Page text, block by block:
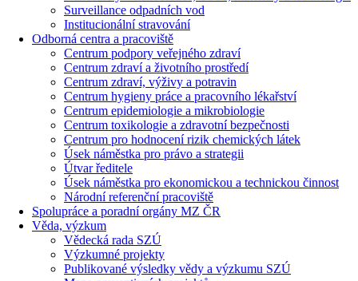
Surveillance odpadních vod
Institucionální stravování
Odborná centra a pracoviště
Centrum podpory veřejného zdraví
Centrum zdraví a životního prostředí
Centrum zdraví, výživy a potravin
Centrum hygieny práce a pracovního lékařství
Centrum epidemiologie a mikrobiologie
Centrum toxikologie a zdravotní bezpečnosti
Centrum pro hodnocení rizik chemických látek
Úsek náměstka pro právo a strategii
Útvar ředitele
Úsek náměstka pro ekonomickou a technickou činnost
Národní referenční pracoviště
Spolupráce a poradní orgány MZ ČR
Věda, výzkum
Vědecká rada SZÚ
Výzkumné projekty
Publikované výsledky vědy a výzkumu SZÚ